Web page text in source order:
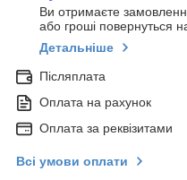
Ви отримаєте
або гроші повернуться
Детальніше
Післяплата
Оплата на рахунок
Оплата за реквізитами
Всі умови оплати